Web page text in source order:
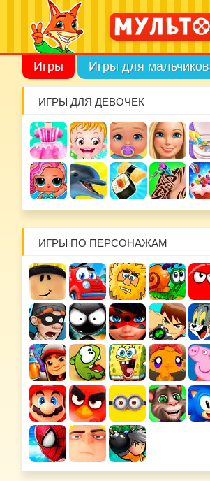
Игры Игры для мальчиков
ИГРЫ ДЛЯ ДЕВОЧЕК
ИГРЫ ПО ПЕРСОНАЖАМ